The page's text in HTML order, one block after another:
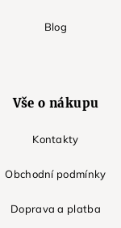
Blog
Vše o nákupu
Kontakty
Obchodní podmínky
Doprava a platba